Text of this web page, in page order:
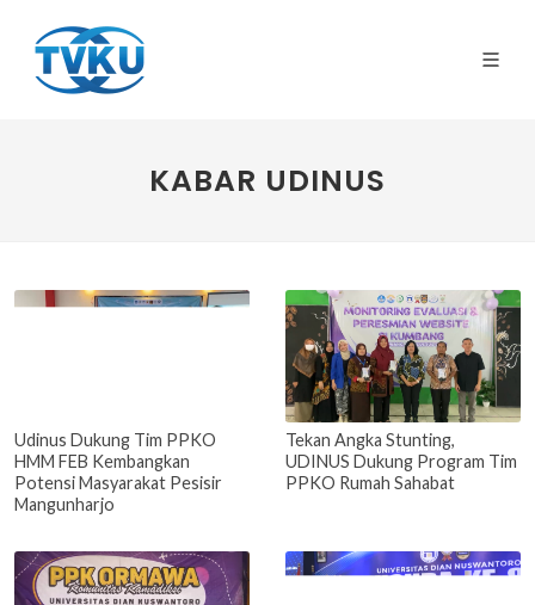
KABAR UDINUS
Udinus Dukung Tim PPKO
HMM FEB Kembangkan
Potensi Masyarakat Pesisir
Mangunharjo
Tekan Angka Stunting,
UDINUS Dukung Program Tim
PPKO Rumah Sahabat